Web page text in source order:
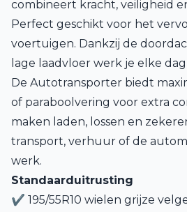
combineert kracht, veiligheid
Perfect geschikt voor het
voertuigen. Dankzij de
lage laadvloer werk je elke
De Autotransporter biedt
of paraboolvering voor extra
maken laden, lossen en
transport, verhuur of de
werk.
Standaarduitrusting
✔ 195/55R10 wielen grijze